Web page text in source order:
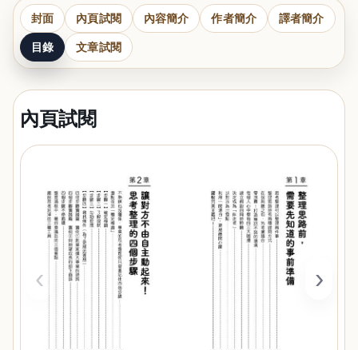
封面 內頁試閱 內容簡介 作者簡介 譯者簡介
目錄 文章試閱
內頁試閱
‹ ›